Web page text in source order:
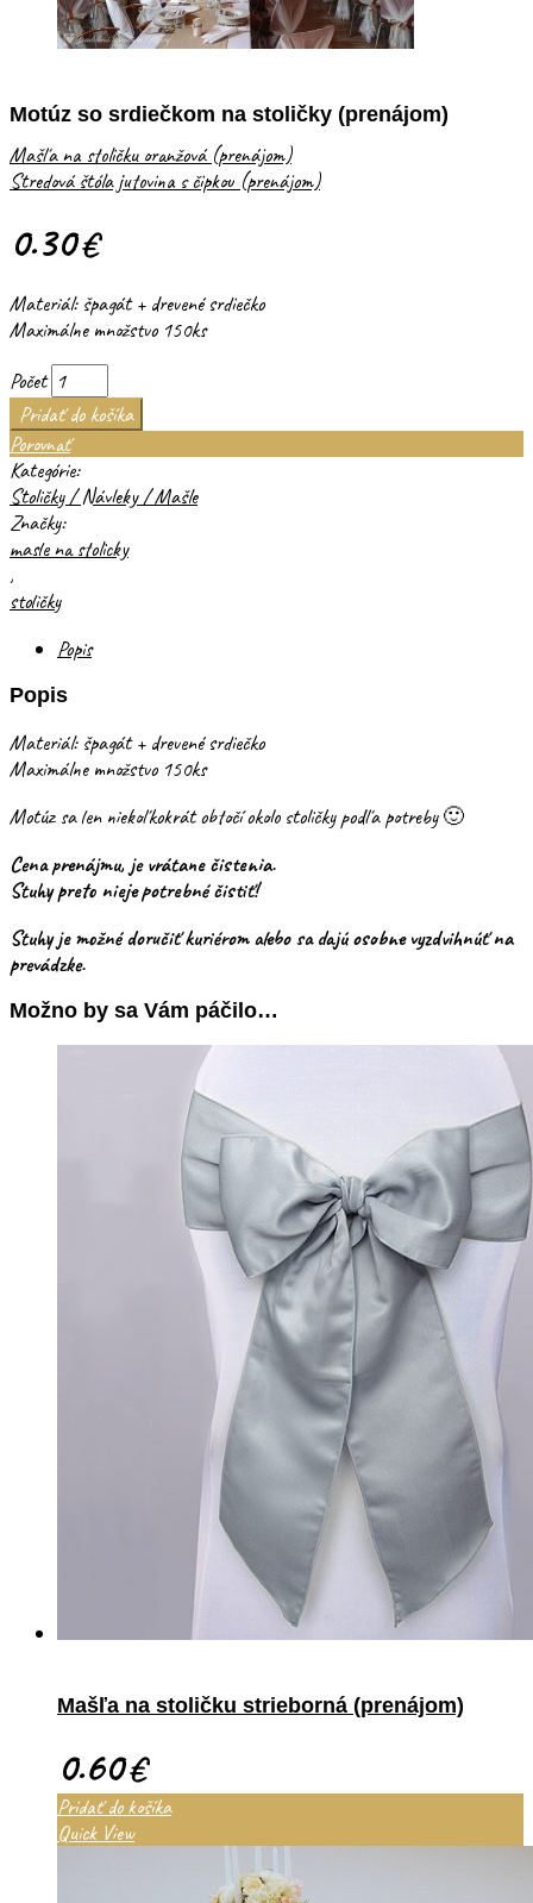
Motúz so srdiečkom na stoličky (prenájom)
Mašľa na stoličku oranžová (prenájom)
Stredová štóla jutovina s čipkou (prenájom)
0.30€
Materiál: špagát + drevené srdiečko
Maximálne množstvo 150ks
Počet
Pridať do košíka
Porovnať
Kategórie:
Stoličky / Návleky / Mašle
Značky:
masle na stolicky
,
stoličky
Popis
Popis
Materiál: špagát + drevené srdiečko
Maximálne množstvo 150ks
Motúz sa len niekoľkokrát obtočí okolo stoličky podľa potreby 🙂
Cena prenájmu, je vrátane čistenia.
Stuhy preto nieje potrebné čistiť!
Stuhy je možné doručiť kuriérom alebo sa dajú osobne vyzdvihnúť na
prevádzke.
Možno by sa Vám páčilo…
Mašľa na stoličku strieborná (prenájom)
0.60€
Pridať do košíka
Quick View